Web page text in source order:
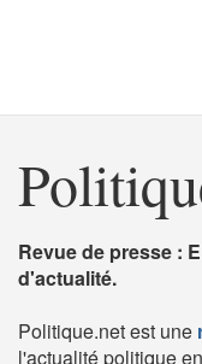
Revue de presse :
d'actualité.
Politique.net est une
l'actualité politique